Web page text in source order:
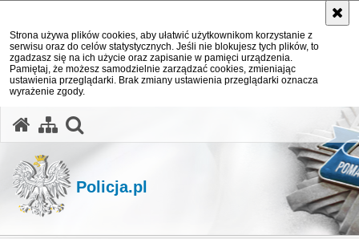
Strona używa plików cookies, aby ułatwić użytkownikom korzystanie z
serwisu oraz do celów statystycznych. Jeśli nie blokujesz tych plików, to
zgadzasz się na ich użycie oraz zapisanie w pamięci urządzenia.
Pamiętaj, że możesz samodzielnie zarządzać cookies, zmieniając
ustawienia przeglądarki. Brak zmiany ustawienia przeglądarki oznacza
wyrażenie zgody.
Policja.pl